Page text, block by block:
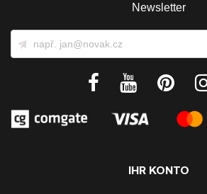
Newsletter
IHR KONTO